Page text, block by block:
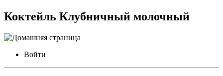
Коктейль Клубничный молочный
Войти